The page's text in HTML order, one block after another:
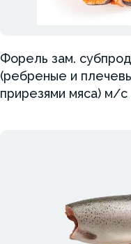
Форель зам.
(ребреные и
прирезями мяса) м/с